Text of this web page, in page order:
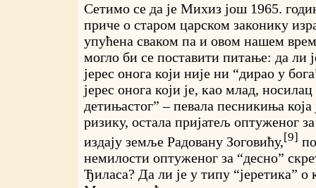
Сетимо се да је Михиз још 1965.
приче о старом царском законику
упућена сваком па и овом нашем
могло би се поставити питање: да ли
јерес онога који није ни “дирао у
јерес онога који је, као млад,
детињастог” – певала песникиња
ризику, остала пријатељ оптуженог
издају земље Радовану Зоговићу,[9]
немилости оптуженог за “десно”
Ђиласа? Да ли је у типу “јеретика” о